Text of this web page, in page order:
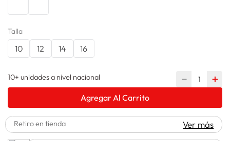
Talla
10 12 14 16
10+ unidades a nivel nacional ＋
－
Agregar Al Carrito
Retiro en tienda Ver más